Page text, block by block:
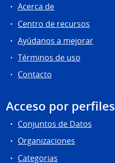
Acerca de
Centro de recursos
Ayúdanos a mejorar
Términos de uso
Contacto
Acceso por perfiles
Conjuntos de Datos
Organizaciones
Categorias